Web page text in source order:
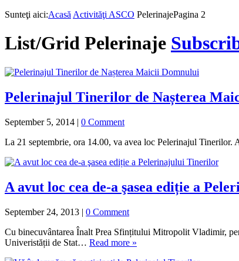
Sunteţi aici:Acasă Activităţi ASCO PelerinajePagina 2
List/Grid Pelerinaje
Pelerinajul Tinerilor de Nașterea
September 5, 2014 | 0 Comment
La 21 septembrie, ora 14.00, va avea loc Pelerinajul Tinerilor.
A avut loc cea de-a şasea ediție a
September 24, 2013 | 0 Comment
Cu binecuvântarea Înalt Prea Sfințitului Mitropolit Vladimir,
Univeristății de Stat… Read more »